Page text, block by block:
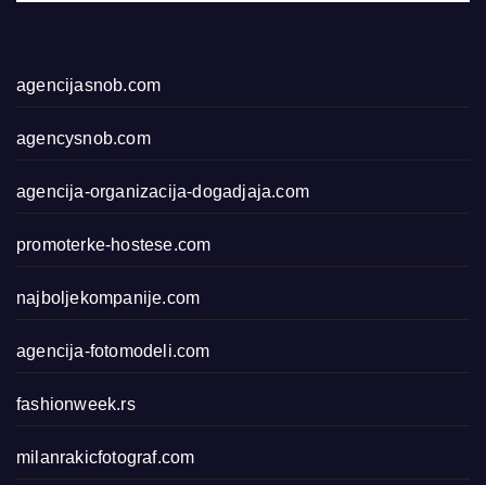
agencijasnob.com
agencysnob.com
agencija-organizacija-dogadjaja.com
promoterke-hostese.com
najboljekompanije.com
agencija-fotomodeli.com
fashionweek.rs
milanrakicfotograf.com